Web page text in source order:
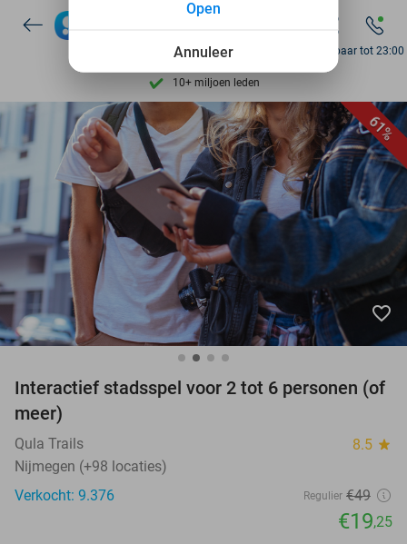
Ontdek 15.000+ deals
7 dagen per week beschikbaar
10+ miljoen leden
9,4 op basis van206.026 reviews
Ontdek 15.000+ deals
7 dagen per week beschikbaar
10+ miljoen leden
Bereikbaar tot 23:00
61%
favorite_border
Interactief stadsspel voor 2 tot 6 personen (of
meer)
Qula Trails 8.5 star
Nijmegen (+98 locaties)
Verkocht: 9.376
Regulier €49
€19,25
Annuleer
Open